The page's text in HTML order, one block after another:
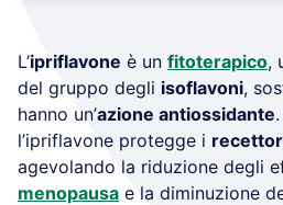
L’ipriflavone è un fitoterapico,
del gruppo degli isoflavoni,
hanno un’azione antiossidante
l’ipriflavone protegge i
agevolando la riduzione degli
menopausa e la diminuzione